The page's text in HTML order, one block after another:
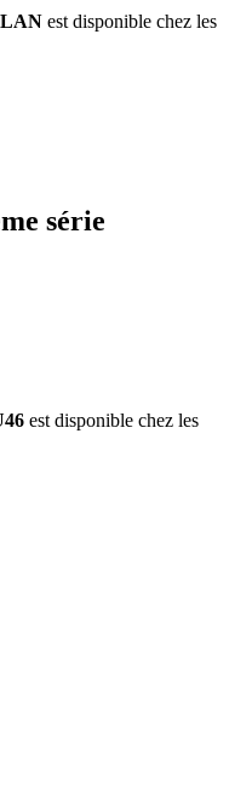
est disponible chez les
série
est disponible chez les